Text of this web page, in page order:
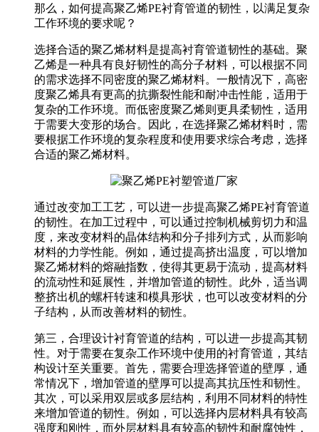
那么，如何提高聚乙烯PE衬育管道的韧性，以满足复杂
工作环境的要求呢？
选择合适的聚乙烯材料是提高衬育管道韧性的基础。聚
乙烯是一种具有良好韧性的高分子材料，可以根据不同
的需求选择不同密度的聚乙烯材料。一般情况下，高密
度聚乙烯具有更高的抗撕裂性能和耐冲击性能，适用于
复杂的工作环境。而低密度聚乙烯则更具柔韧性，适用
于需要大变形的场合。因此，在选择聚乙烯材料时，需
要根据工作环境的复杂程度和使用要求综合考虑，选择
合适的聚乙烯材料。
通过改变加工工艺，可以进一步提高聚乙烯PE衬育管道
的韧性。在加工过程中，可以通过控制机械剪切力和温
度，来改变材料的晶体结构和分子排列方式，从而影响
材料的力学性能。例如，通过提高挤出温度，可以增加
聚乙烯材料的熔融指数，使得其更易于流动，提高材料
的流动性和延展性，并增加管道的韧性。此外，适当调
整挤出机的螺杆转速和模具形状，也可以改变材料的分
子结构，从而改善材料的韧性。
第三，合理设计衬育管道的结构，可以进一步提高其韧
性。对于需要在复杂工作环境中使用的衬育管道，其结
构设计至关重要。首先，需要合理选择管道的壁厚，通
常情况下，增加管道的壁厚可以提高其抗压性和韧性。
其次，可以采用双层或多层结构，利用不同材料的特性
来增加管道的韧性。例如，可以选择内层材料具有较高
强度和刚性，而外层材料具有较高的韧性和耐腐蚀性，